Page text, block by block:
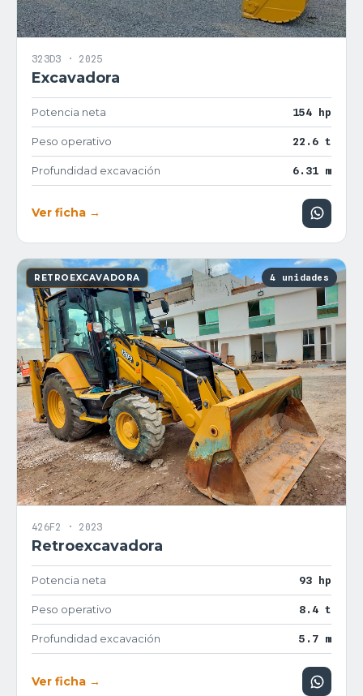
323D3 · 2025
Excavadora
Potencia neta 154 hp
Peso operativo 22.6 t
Profundidad excavación 6.31 m
Ver ficha →
RETROEXCAVADORA 4 unidades
426F2 · 2023
Retroexcavadora
Potencia neta 93 hp
Peso operativo 8.4 t
Profundidad excavación 5.7 m
Ver ficha →